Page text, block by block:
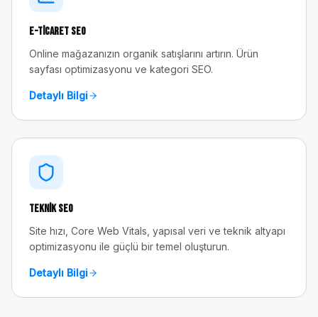
E-Ticaret SEO
Online mağazanızın organik satışlarını artırın. Ürün
sayfası optimizasyonu ve kategori SEO.
Detaylı Bilgi
Teknik SEO
Site hızı, Core Web Vitals, yapısal veri ve teknik altyapı
optimizasyonu ile güçlü bir temel oluşturun.
Detaylı Bilgi